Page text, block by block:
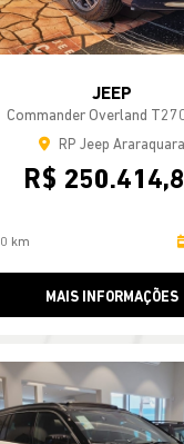
JEEP
Commander Overland
RP Jeep Araraquara
R$
0 km
MAIS INFORMAÇÕES